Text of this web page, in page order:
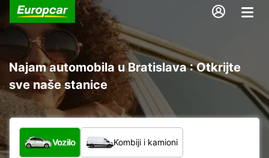
Najam automobila u Bratislava : Otkrijte
sve naše stanice
Koja vrsta vozila?
Vozilo Kombiji i kamioni